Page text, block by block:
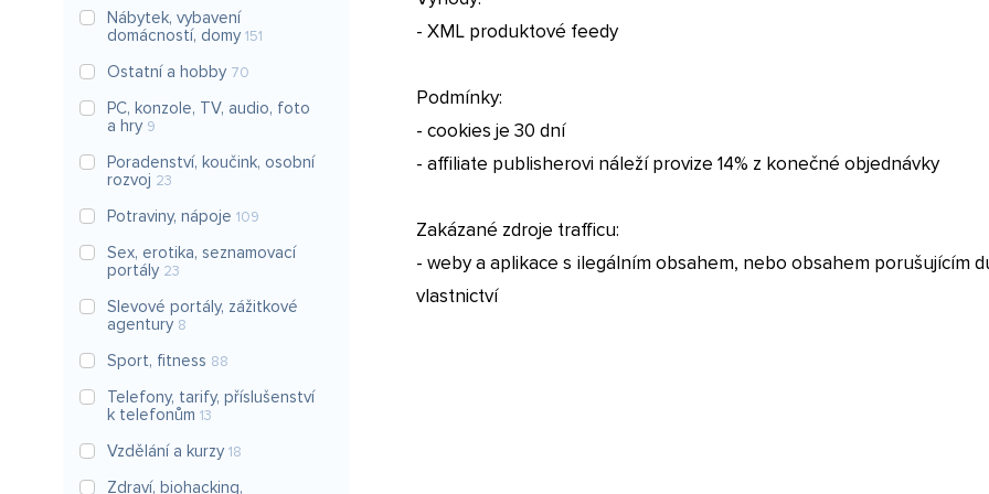
Nábytek, vybavení
domácností, domy 151
Ostatní a hobby 70
PC, konzole, TV, audio, foto
a hry 9
Poradenství, koučink, osobní
rozvoj 23
Potraviny, nápoje 109
Sex, erotika, seznamovací
portály 23
Slevové portály, zážitkové
agentury 8
Sport, fitness 88
Telefony, tarify, příslušenství
k telefonům 13
Vzdělání a kurzy 18
Zdraví, biohacking,
- XML produktové feedy
Podmínky:
- cookies je 30 dní
- affiliate publisherovi náleží provize 14% z konečné objednávky
Zakázané zdroje trafficu:
- weby a aplikace s ilegálním obsahem, nebo obsahem porušujícím
vlastnictví